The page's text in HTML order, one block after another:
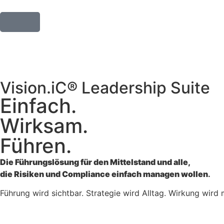
Vision.iC® Leadership Suite
Einfach.
Wirksam.
Führen.
Die Führungslösung für den Mittelstand und alle,
die Risiken und Compliance einfach managen wollen.
Führung wird sichtbar. Strategie wird Alltag. Wirkung wird